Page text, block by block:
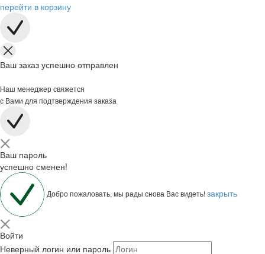
перейти в корзину
Ваш заказ успешно отправлен
Наш менеджер свяжется
с Вами для подтверждения заказа
Ваш пароль
успешно сменен!
Добро пожаловать, мы рады снова Вас видеть!закрыть
Войти
Неверный логин или пароль